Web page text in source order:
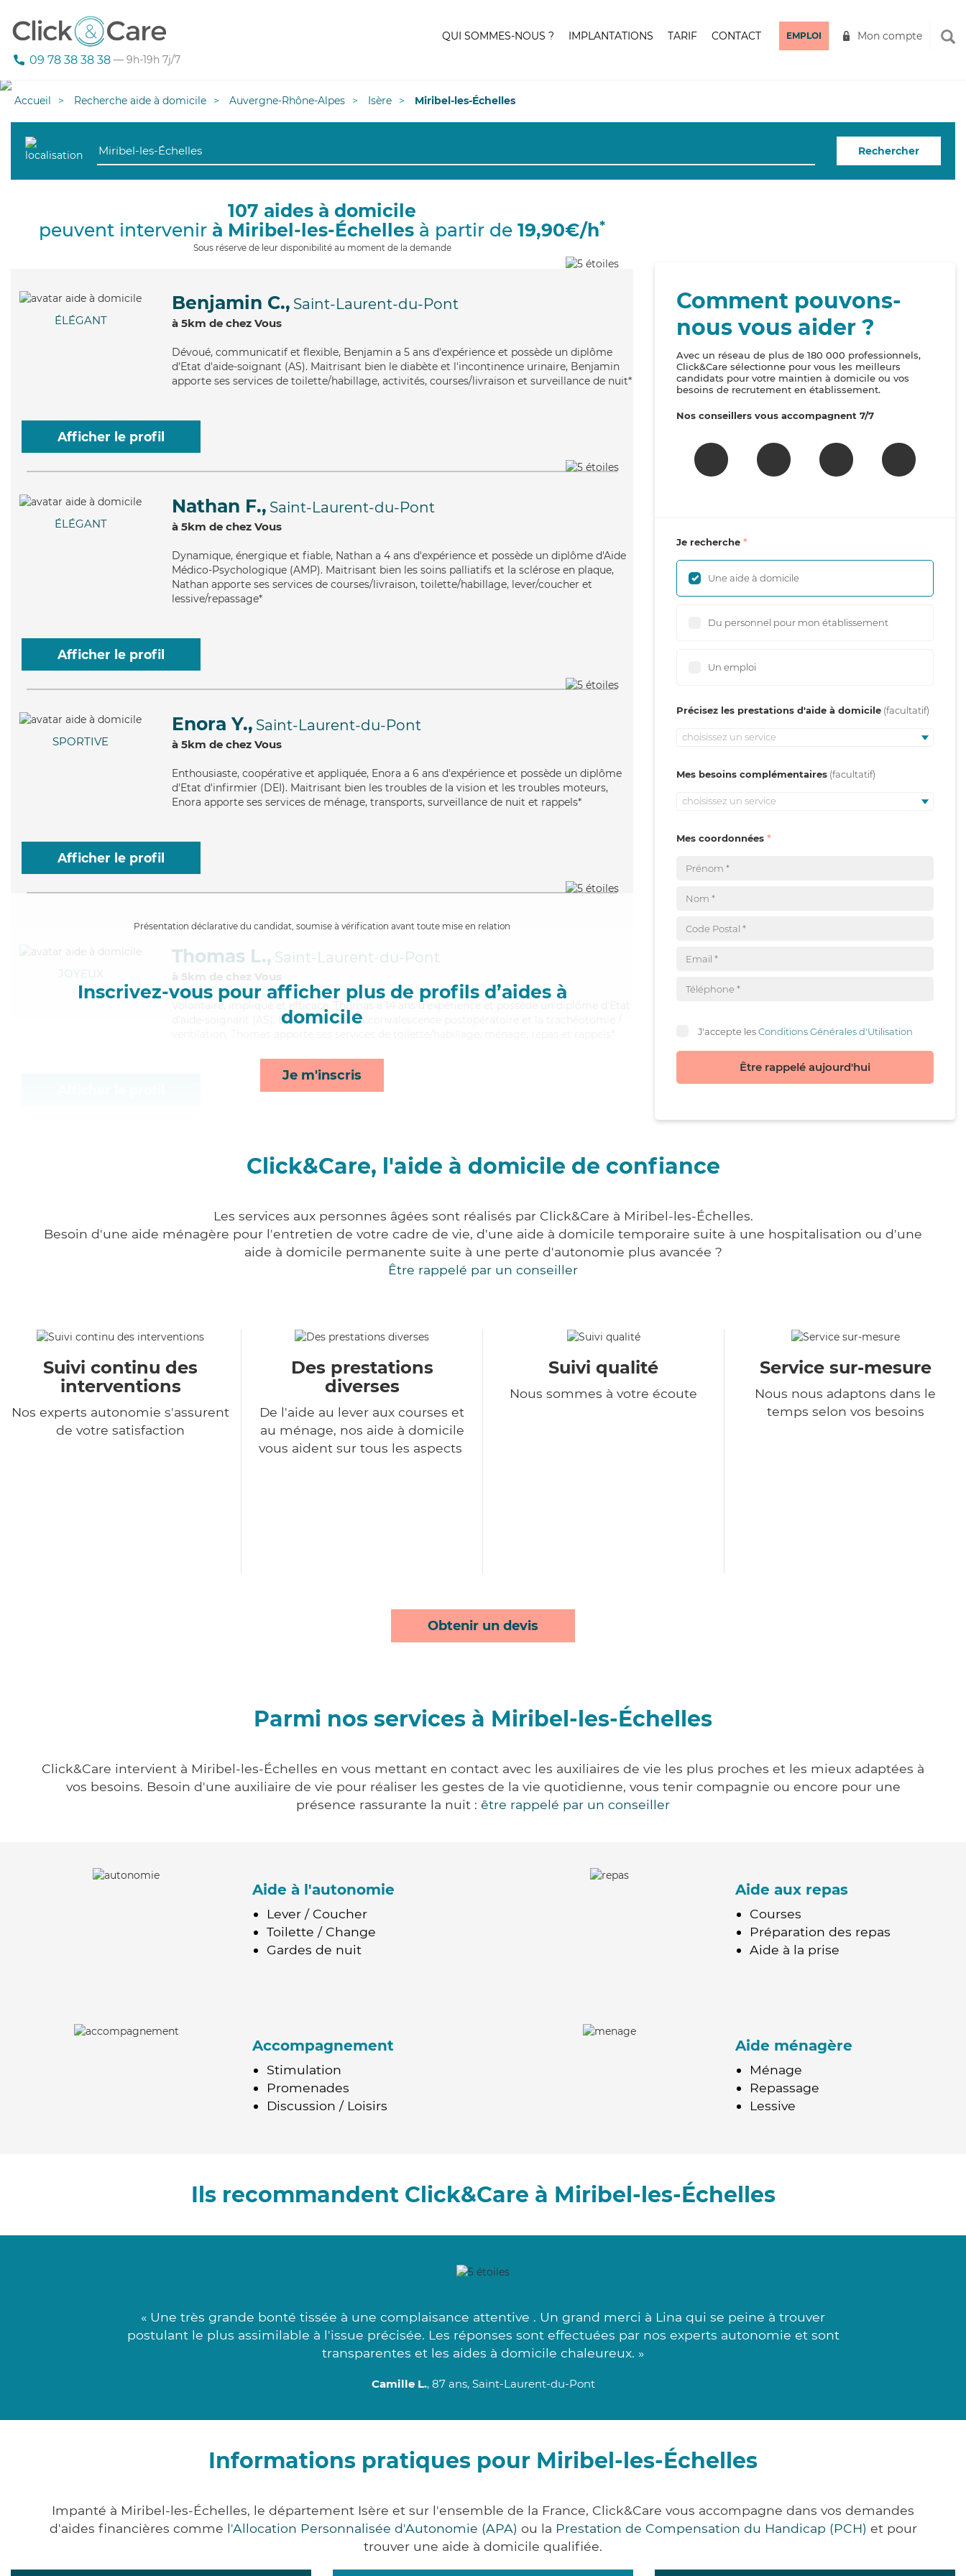
09 78 38 38 38 — 9h-19h 7j/7
QUI SOMMES-NOUS ? IMPLANTATIONS TARIF CONTACT EMPLOI Mon compte
Accueil Recherche aide à domicile Auvergne-Rhône-Alpes Isère Miribel-les-Échelles
Rechercher
107 aides à domicile
peuvent intervenir à Miribel-les-Échelles à partir de 19,90€/h*
Sous réserve de leur disponibilité au moment de la demande
ÉLÉGANT
Benjamin C., Saint-Laurent-du-Pont
à 5km de chez Vous
Dévoué, communicatif et flexible, Benjamin a 5 ans d'expérience et possède un diplôme
d'Etat d'aide-soignant (AS). Maitrisant bien le diabète et l'incontinence urinaire, Benjamin
apporte ses services de toilette/habillage, activités, courses/livraison et surveillance de nuit*
Afficher le profil
ÉLÉGANT
Nathan F., Saint-Laurent-du-Pont
à 5km de chez Vous
Dynamique, énergique et fiable, Nathan a 4 ans d'expérience et possède un diplôme d'Aide
Médico-Psychologique (AMP). Maitrisant bien les soins palliatifs et la sclérose en plaque,
Nathan apporte ses services de courses/livraison, toilette/habillage, lever/coucher et
lessive/repassage*
Afficher le profil
SPORTIVE
Enora Y., Saint-Laurent-du-Pont
à 5km de chez Vous
Enthousiaste, coopérative et appliquée, Enora a 6 ans d'expérience et possède un diplôme
d'Etat d'infirmier (DEI). Maitrisant bien les troubles de la vision et les troubles moteurs,
Enora apporte ses services de ménage, transports, surveillance de nuit et rappels*
Afficher le profil
Présentation déclarative du candidat, soumise à vérification avant toute mise en relation
Inscrivez-vous pour afficher plus de profils d’aides à
domicile
Je m'inscris
JOYEUX
Thomas L., Saint-Laurent-du-Pont
à 5km de chez Vous
Volontaire
, impliqué et efficace, Thomas a 14 ans d'expérience et possède un diplôme d'Etat
d'aide-soignant (AS). Maitrisant bien la convalescence postopératoire et la trachéotomie /
Comment pouvons-
nous vous aider ?
Avec un réseau de plus de 180 000 professionnels,
Click&Care sélectionne pour vous les meilleurs
candidats pour votre maintien à domicile ou vos
besoins de recrutement en établissement.
Nos conseillers vous accompagnent 7/7
Je recherche
Une aide à domicile
Du personnel pour mon établissement
Un emploi
Précisez les prestations d'aide à domicile
choisissez un service
Mes besoins complémentaires
choisissez un service
Mes coordonnées
J'accepte lesConditions Générales d'Utilisation
Être rappelé aujourd'hui
Click&Care, l'aide à domicile de confiance
Les services aux personnes âgées sont réalisés par Click&Care à Miribel-les-Échelles.
Besoin d'une aide ménagère pour l'entretien de votre cadre de vie, d'une aide à domicile temporaire suite à une hospitalisation ou d'une
aide à domicile permanente suite à une perte d'autonomie plus avancée ?
Être rappelé par un conseiller
Suivi continu des
interventions
Nos experts autonomie s'assurent
de votre satisfaction
Des prestations
diverses
De l'aide au lever aux courses et
au ménage, nos aide à domicile
vous aident sur tous les aspects
Suivi qualité
Nous sommes à votre écoute
Service sur-mesure
Nous nous adaptons dans le
temps selon vos besoins
Obtenir un devis
Parmi nos services à Miribel-les-Échelles
Click&Care intervient à Miribel-les-Échelles en vous mettant en contact avec les auxiliaires de vie les plus proches et les mieux adaptées à
vos besoins. Besoin d'une auxiliaire de vie pour réaliser les gestes de la vie quotidienne, vous tenir compagnie ou encore pour une
présence rassurante la nuit : être rappelé par un conseiller
Aide à l'autonomie
Lever / Coucher
Toilette / Change
Gardes de nuit
Aide aux repas
Courses
Préparation des repas
Aide à la prise
Accompagnement
Stimulation
Promenades
Discussion / Loisirs
Aide ménagère
Ménage
Repassage
Lessive
Ils recommandent Click&Care à Miribel-les-Échelles
« Une très grande bonté tissée à une complaisance attentive . Un grand merci à Lina qui se peine à trouver
postulant le plus assimilable à l'issue précisée. Les réponses sont effectuées par nos experts autonomie et sont
transparentes et les aides à domicile chaleureux. »
Camille L., 87 ans, Saint-Laurent-du-Pont
Informations pratiques pour Miribel-les-Échelles
Impanté à Miribel-les-Échelles, le département Isère et sur l'ensemble de la France, Click&Care vous accompagne dans vos demandes
d'aides financières comme l'Allocation Personnalisée d'Autonomie (APA) ou la Prestation de Compensation du Handicap (PCH) et pour
trouver une aide à domicile qualifiée.